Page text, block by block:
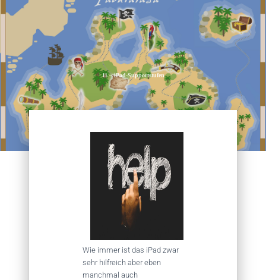
11 – iPad-Supportstufen
Wie immer ist das iPad zwar
sehr hilfreich aber eben
manchmal auch